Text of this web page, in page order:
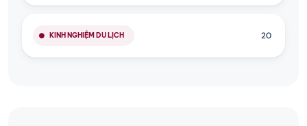
KINH NGHIỆM DU LỊCH 20